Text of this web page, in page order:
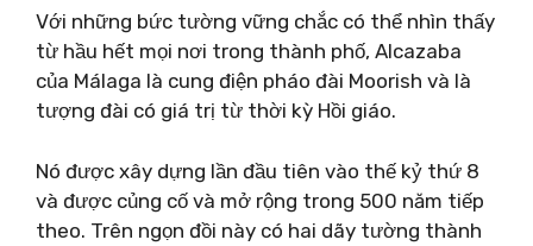
Với những bức tường vững chắc có thể nhìn thấy
từ hầu hết mọi nơi trong thành phố, Alcazaba
của Málaga là cung điện pháo đài Moorish và là
tượng đài có giá trị từ thời kỳ Hồi giáo.
Nó được xây dựng lần đầu tiên vào thế kỷ thứ 8
và được củng cố và mở rộng trong 500 năm tiếp
theo. Trên ngọn đồi này có hai dãy tường thành